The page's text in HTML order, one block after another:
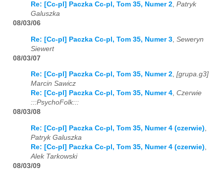
Re: [Cc-pl] Paczka Cc-pl, Tom 35, Numer 2, Patryk
Galuszka
08/03/06
Re: [Cc-pl] Paczka Cc-pl, Tom 35, Numer 3 Seweryn
Siewert
08/03/07
Re: [Cc-pl] Paczka Cc-pl, Tom 35, Numer 2, [grupa.g3]
Marcin Sawicz
Re: [Cc-pl] Paczka Cc-pl, Tom 35, Numer 4, Czerwie
:::PsychoFolk:::
08/03/08
Re: [Cc-pl] Paczka Cc-pl, Tom 35, Numer 4 (czerwie)
Patryk Galuszka
Re: [Cc-pl] Paczka Cc-pl, Tom 35, Numer 4 (czerwie)
Alek Tarkowski
08/03/09